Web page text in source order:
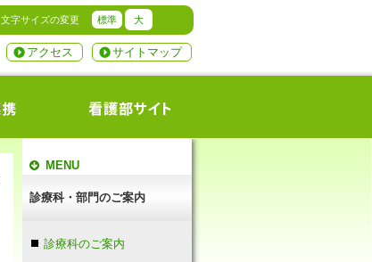
文字サイズの変更 標準 大
サイトマップ
アクセス
MENU
診療科・部門のご案内
診療科のご案内